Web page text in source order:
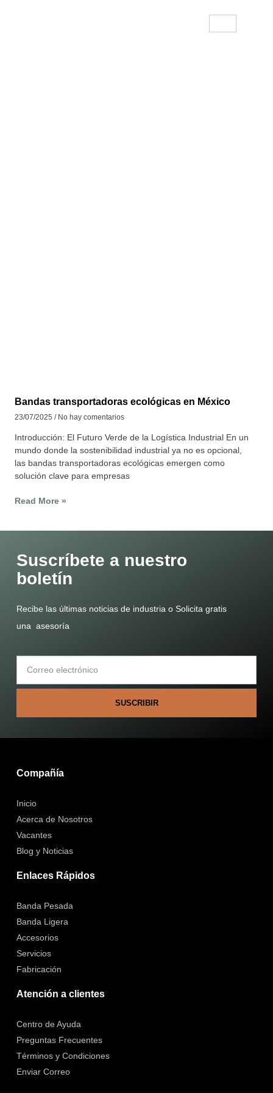
Bandas transportadoras ecológicas en México
23/07/2025 No hay comentarios
Introducción: El Futuro Verde de la Logística Industrial En un
mundo donde la sostenibilidad industrial ya no es opcional,
las bandas transportadoras ecológicas emergen como
solución clave para empresas
Read More »
Suscríbete a nuestro
boletín
Recibe las últimas noticias de industria o Solicita gratis
una asesoría
SUSCRIBIR
Compañía
Inicio
Acerca de Nosotros
Vacantes
Blog y Noticias
Enlaces Rápidos
Banda Pesada
Banda Ligera
Accesorios
Servicios
Fabricación
Atención a clientes
Centro de Ayuda
Preguntas Frecuentes
Términos y Condiciones
Enviar Correo